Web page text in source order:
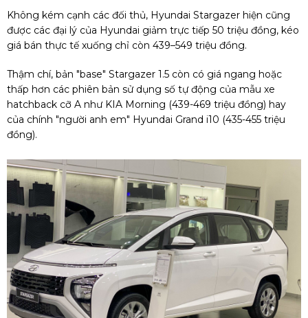
Không kém cạnh các đối thủ, Hyundai Stargazer hiện cũng
được các đại lý của Hyundai giảm trực tiếp 50 triệu đồng, kéo
giá bán thực tế xuống chỉ còn 439–549 triệu đồng.
Thậm chí, bản "base" Stargazer 1.5 còn có giá ngang hoặc
thấp hơn các phiên bản sử dụng số tự động của mẫu xe
hatchback cỡ A như KIA Morning (439-469 triệu đồng) hay
của chính "người anh em" Hyundai Grand i10 (435-455 triệu
đồng).